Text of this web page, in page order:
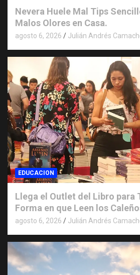
Nevera Huele Mal Tips
Malos Olores en Casa.
agosto 6, 2026 Julián Andrés
EDUCACION
Llega el Outlet del Libro para
Forma en que Leen los
agosto 6, 2026 Julián Andrés